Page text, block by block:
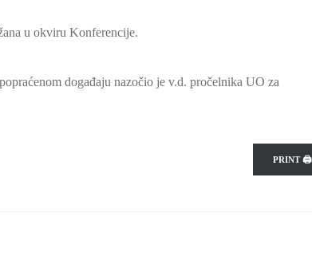
u okviru Konferencije.
događaju nazočio je v.d. pročelnika UO za
PRINT 🖨